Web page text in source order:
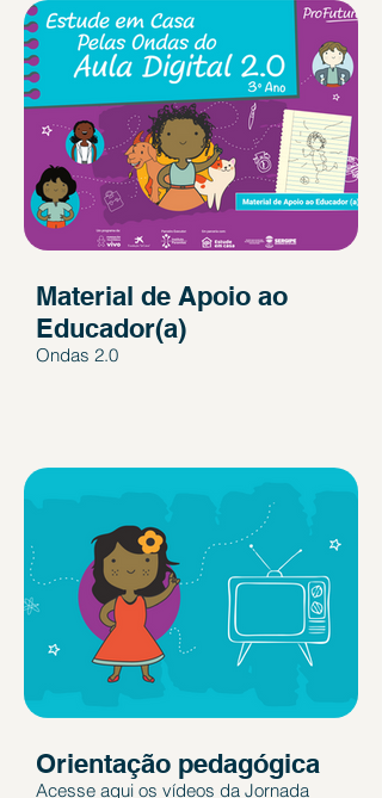
Material de Apoio ao
Educador(a)
Ondas 2.0
Orientação pedagógica
Acesse aqui os vídeos da Jornada